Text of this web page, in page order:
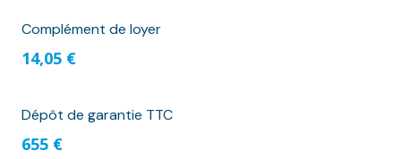
Complément de loyer
14,05 €
Dépôt de garantie TTC
655 €